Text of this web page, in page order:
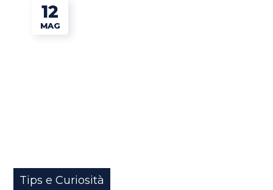
12
MAG
Tips e Curiosità